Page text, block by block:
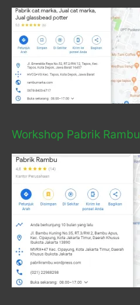
Workshop Pabrik Rambu